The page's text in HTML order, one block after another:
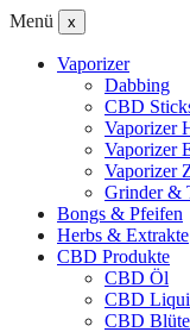
Menü x
Vaporizer
Dabbing
CBD
Vaporizer
Vaporizer
Vaporizer
Grinder &
Bongs & Pfeifen
Herbs & Extrakte
CBD Produkte
CBD Öl
CBD
CBD